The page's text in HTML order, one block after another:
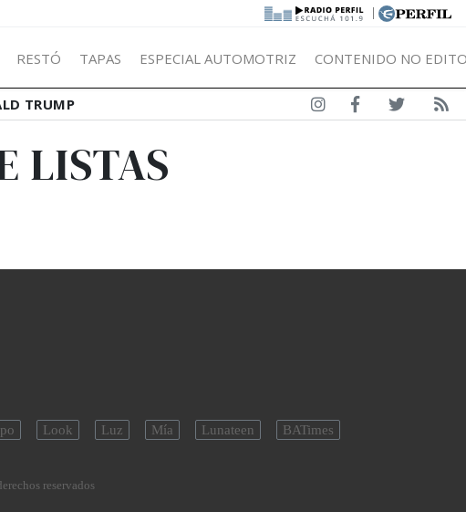
|
RESTÓ TAPAS ESPECIAL AUTOMOTRIZ CONTENIDO NO
TRUMP
LISTAS
Look Luz Mía Lunateen BATimes
reservados